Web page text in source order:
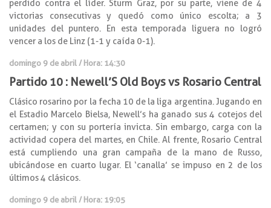
perdido contra el líder. Sturm Graz, por su parte, viene de 4
victorias consecutivas y quedó como único escolta; a 3
unidades del puntero. En esta temporada liguera no logró
vencer a los de Linz (1-1 y caída 0-1).
domingo 9 de abril / Hora: 14:30
Partido 10 : Newell’S Old Boys vs Rosario Central
Clásico rosarino por la fecha 10 de la liga argentina. Jugando en
el Estadio Marcelo Bielsa, Newell’s ha ganado sus 4 cotejos del
certamen; y con su portería invicta. Sin embargo, carga con la
actividad copera del martes, en Chile. Al frente, Rosario Central
está cumpliendo una gran campaña de la mano de Russo,
ubicándose en cuarto lugar. El ‘canalla’ se impuso en 2 de los
últimos 4 clásicos.
domingo 9 de abril / Hora: 19:05